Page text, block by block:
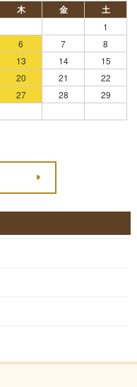
木 金 土
1
6 7
8
13 14
15
20 21
22
27 28
29